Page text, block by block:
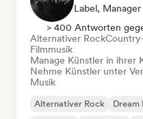
Label, Manager
> 400 Antworten
Alternativer Rock
Filmmusik
Manage Künstler in ihrer
Nehme Künstler unter
Musik
Alternativer Rock Dream